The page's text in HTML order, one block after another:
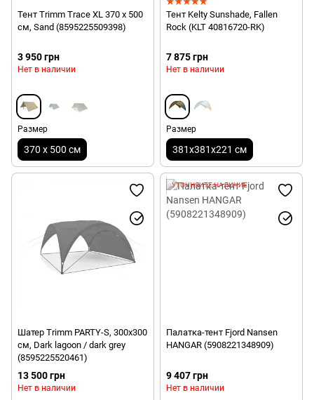
Тент Trimm Trace XL 370 х 500
см, Sand (8595225509398)
3 950 грн
Нет в наличии
Размер
370 х 500 см
Тент Kelty Sunshade, Fallen
Rock (KLT 40816720-RK)
7 875 грн
Нет в наличии
Размер
381x381x221 см
Шатер Trimm PARTY-S, 300x300
см, Dark lagoon / dark grey
(8595225520461)
13 500 грн
Нет в наличии
УТОЧНЯЙТЕ НАЛИЧИЕ
Палатка-тент Fjord Nansen
HANGAR (5908221348909)
9 407 грн
Нет в наличии